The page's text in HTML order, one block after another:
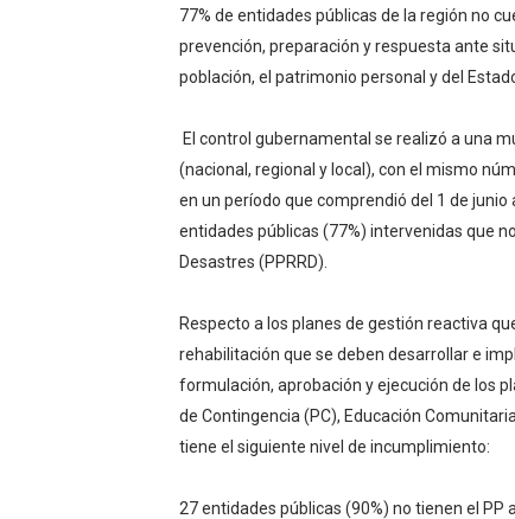
HIDRANDINA: POR
La sostenibilidad es
Cuatro iniciativas del
77% de entidades públicas de la región no
prevención, preparación y respuesta ante
población, el patrimonio personal y del
El control gubernamental se realizó a una
(nacional, regional y local), con el mismo
en un período que comprendió del 1 de
entidades públicas (77%) intervenidas que
Desastres (PPRRD).
Respecto a los planes de gestión reactiva
rehabilitación que se deben desarrollar e
formulación, aprobación y ejecución de los
de Contingencia (PC), Educación
tiene el siguiente nivel de incumplimiento:
27 entidades públicas (90%) no tienen el